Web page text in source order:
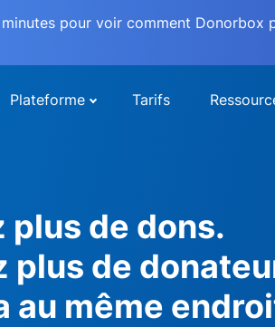
pour voir comment
Plateforme Tarifs
plus de dons.
plus de
au même